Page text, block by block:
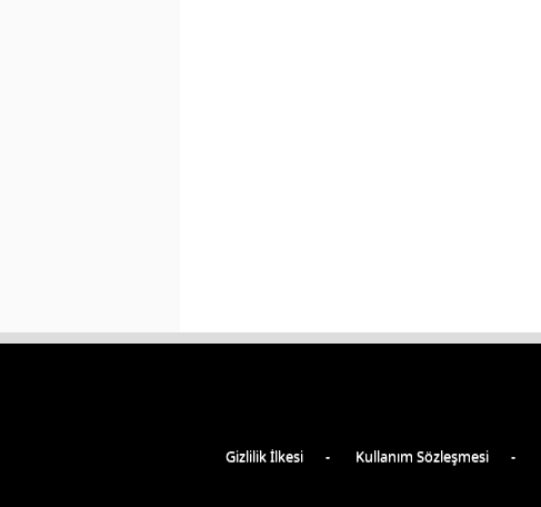
Gizlilik İlkesi Kullanım Sözleşmesi